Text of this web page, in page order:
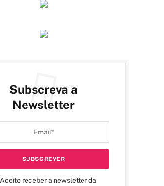
Subscreva a
Newsletter
Aceito receber a newsletter da